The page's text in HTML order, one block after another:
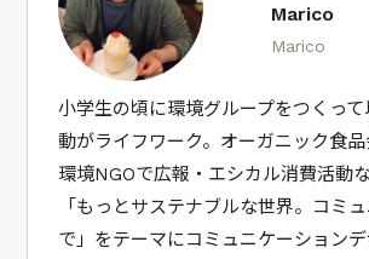
Marico
Marico
小学生の頃に環境グループをつくっ
動がライフワーク。オーガニック食
環境NGOで広報・エシカル消費活動
「もっとサステナブルな世界。コミ
で」をテーマにコミュニケーション